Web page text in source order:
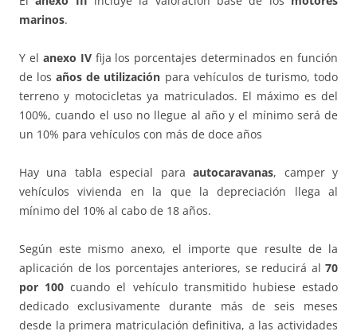
marinos.
Y el anexo IVfija los porcentajes determinados en función
de losaños de utilización para vehículos de turismo, todo
terreno y motocicletas ya matriculados. El máximo es del
100%, cuando el uso no llegue al año y el mínimo será de
un 10% para vehículos con más de doce años
Hay una tabla especial paraautocaravanas, camper y
vehículos vivienda en la que la depreciación llega al
mínimo del 10% al cabo de 18 años.
Según este mismo anexo, el importe que resulte de la
aplicación de los porcentajes anteriores, se reducirá al 70
por 100 cuando el vehículo transmitido hubiese estado
dedicado exclusivamente durante más de seis meses
desde la primera matriculación definitiva, a las actividades